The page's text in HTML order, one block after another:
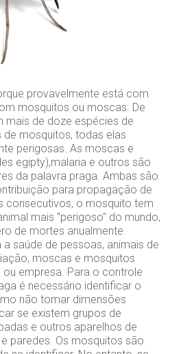
provavelmente está com
mosquitos ou moscas. De
mais de doze espécies de
mosquitos, todas elas
perigosas. As moscas e
egipty),malaria e outros são
da palavra praga. Ambas são
para propagação de
consecutivos, o mosquito tem
mais "perigoso" do mundo,
de mortes anualmente.
saúde de pessoas, animais de
moscas e mosquitos
empresa. Para o controle
é necessário identificar o
não tomar dimensões
se existem grupos de
e outros aparelhos de
paredes. Os mosquitos são